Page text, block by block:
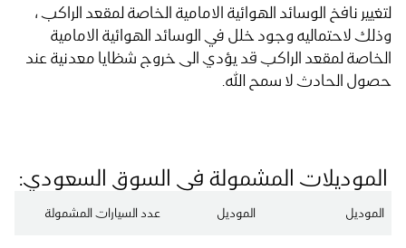
لتغيير نافخ الوسائد الهوائية الامامية الخاصة لمقعد الراكب ،
وذلك لاحتماليه وجود خلل في الوسائد الهوائية الامامية
الخاصة لمقعد الراكب قد يؤدي الى خروج شظايا معدنية عند
حصول الحادث لا سمح الله.
الموديلات المشمولة في السوق السعودي:
الموديل الموديل عدد السيارات المشمولة